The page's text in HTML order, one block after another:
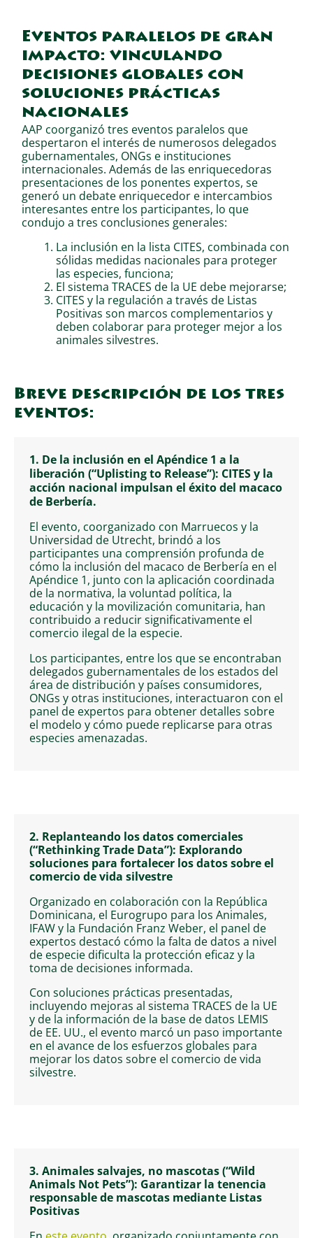
Eventos paralelos de gran
impacto: vinculando
decisiones globales con
soluciones prácticas
nacionales
AAP coorganizó tres eventos paralelos que
despertaron el interés de numerosos delegados
gubernamentales, ONGs e instituciones
internacionales. Además de las enriquecedoras
presentaciones de los ponentes expertos, se
generó un debate enriquecedor e intercambios
interesantes entre los participantes, lo que
condujo a tres conclusiones generales:
La inclusión en la lista CITES, combinada con
sólidas medidas nacionales para proteger
las especies, funciona;
El sistema TRACES de la UE debe mejorarse;
CITES y la regulación a través de Listas
Positivas son marcos complementarios y
deben colaborar para proteger mejor a los
animales silvestres.
Breve descripción de los tres
eventos:
1. De la inclusión en el Apéndice 1 a la
liberación (“Uplisting to Release”): CITES y la
acción nacional impulsan el éxito del macaco
de Berbería.
El evento, coorganizado con Marruecos y la
Universidad de Utrecht, brindó a los
participantes una comprensión profunda de
cómo la inclusión del macaco de Berbería en el
Apéndice 1, junto con la aplicación coordinada
de la normativa, la voluntad política, la
educación y la movilización comunitaria, han
contribuido a reducir significativamente el
comercio ilegal de la especie.
Los participantes, entre los que se encontraban
delegados gubernamentales de los estados del
área de distribución y países consumidores,
ONGs y otras instituciones, interactuaron con el
panel de expertos para obtener detalles sobre
el modelo y cómo puede replicarse para otras
especies amenazadas.
2. Replanteando los datos comerciales
(“Rethinking Trade Data”): Explorando
soluciones para fortalecer los datos sobre el
comercio de vida silvestre
Organizado en colaboración con la República
Dominicana, el Eurogrupo para los Animales,
IFAW y la Fundación Franz Weber, el panel de
expertos destacó cómo la falta de datos a nivel
de especie dificulta la protección eficaz y la
toma de decisiones informada.
Con soluciones prácticas presentadas,
incluyendo mejoras al sistema TRACES de la UE
y de la información de la base de datos LEMIS
de EE. UU., el evento marcó un paso importante
en el avance de los esfuerzos globales para
mejorar los datos sobre el comercio de vida
silvestre.
3. Animales salvajes, no mascotas (“Wild
Animals Not Pets”): Garantizar la tenencia
responsable de mascotas mediante Listas
Positivas